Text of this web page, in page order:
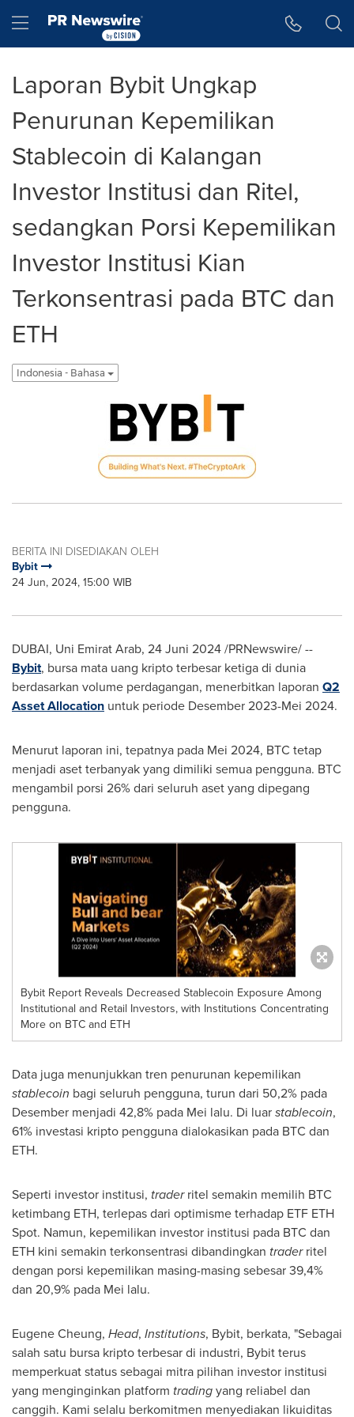
Hamburger menu
Laporan Bybit Ungkap
Penurunan Kepemilikan
Stablecoin di Kalangan
Investor Institusi dan Ritel,
sedangkan Porsi Kepemilikan
Investor Institusi Kian
Terkonsentrasi pada BTC dan
ETH
Indonesia - Bahasa
BERITA INI DISEDIAKAN OLEH
Bybit
24 Jun, 2024, 15:00 WIB
DUBAI, Uni Emirat Arab, 24 Juni 2024/PRNewswire/ --
Bybit, bursa mata uang kripto terbesar ketiga di dunia
berdasarkan volume perdagangan, menerbitkan laporan Q2
Asset Allocation untuk periode Desember 2023-Mei 2024.
Menurut laporan ini, tepatnya pada Mei 2024, BTC tetap
menjadi aset terbanyak yang dimiliki semua pengguna. BTC
mengambil porsi 26% dari seluruh aset yang dipegang
pengguna.
Bybit Report Reveals Decreased Stablecoin Exposure Among
Institutional and Retail Investors, with Institutions Concentrating
More on BTC and ETH
Data juga menunjukkan tren penurunan kepemilikan
stablecoin bagi seluruh pengguna, turun dari 50,2% pada
Desember menjadi 42,8% pada Mei lalu. Di luarstablecoin,
61% investasi kripto pengguna dialokasikan pada BTC dan
ETH.
Seperti investor institusi, traderritel semakin memilih BTC
ketimbang ETH, terlepas dari optimisme terhadap ETF ETH
Spot. Namun, kepemilikan investor institusi pada BTC dan
ETH kini semakin terkonsentrasi dibandingkan traderritel
dengan porsi kepemilikan masing-masing sebesar 39,4%
dan 20,9% pada Mei lalu.
Eugene Cheung, Head, Institutions, Bybit, berkata, "Sebagai
salah satu bursa kripto terbesar di industri, Bybit terus
memperkuat status sebagai mitra pilihan investor institusi
yang menginginkan platform tradingyang reliabel dan
canggih. Kami selalu berkomitmen menyediakan likuiditas